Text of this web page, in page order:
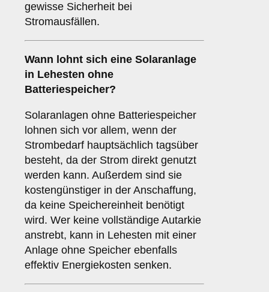
gewisse Sicherheit bei
Stromausfällen.
Wann lohnt sich eine Solaranlage
in Lehesten ohne
Batteriespeicher?
Solaranlagen ohne Batteriespeicher
lohnen sich vor allem, wenn der
Strombedarf hauptsächlich tagsüber
besteht, da der Strom direkt genutzt
werden kann. Außerdem sind sie
kostengünstiger in der Anschaffung,
da keine Speichereinheit benötigt
wird. Wer keine vollständige Autarkie
anstrebt, kann in Lehesten mit einer
Anlage ohne Speicher ebenfalls
effektiv Energiekosten senken.